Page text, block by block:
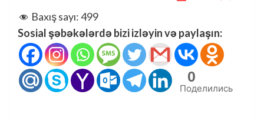
Baxış sayı:499
Sosial şəbəkələrdə bizi izləyin və paylaşın:
0
Поделились